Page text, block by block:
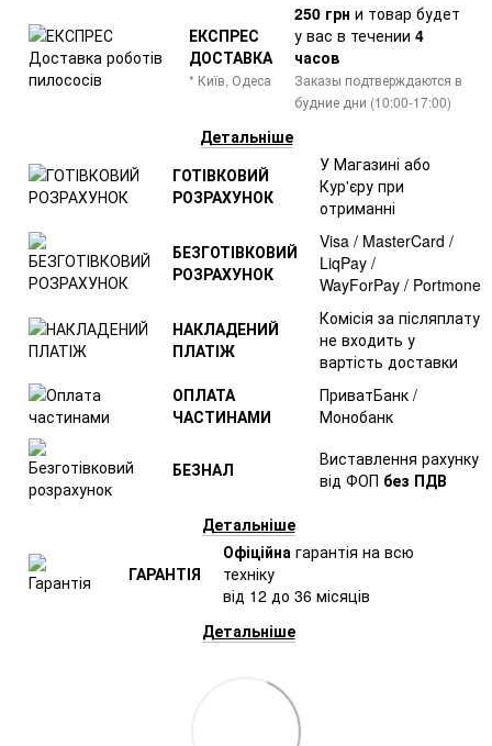
ЕКСПРЕС
ДОСТАВКА
* Київ, Одеса
250 грн и товар будет
у вас в течении 4
часов
Заказы подтверждаются в
будние дни (10:00-17:00)
Детальніше
ГОТІВКОВИЙ
РОЗРАХУНОК
У Магазині або
Кур'єру при
отриманні
БЕЗГОТІВКОВИЙ
РОЗРАХУНОК
Visa / MasterCard /
LiqPay /
WayForPay / Portmone
НАКЛАДЕНИЙ
ПЛАТІЖ
Комісія за післяплату
не входить у
вартість доставки
ОПЛАТА
ЧАСТИНАМИ
ПриватБанк /
Монобанк
БЕЗНАЛ
Виставлення рахунку
від ФОП без ПДВ
Детальніше
ГАРАНТІЯ
Офіційна гарантія на всю
техніку
від 12 до 36 місяців
Детальніше